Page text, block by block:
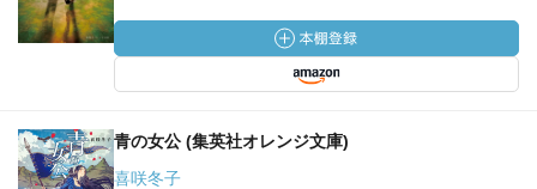
青の女公 (集英社オレンジ文庫)
喜咲冬子